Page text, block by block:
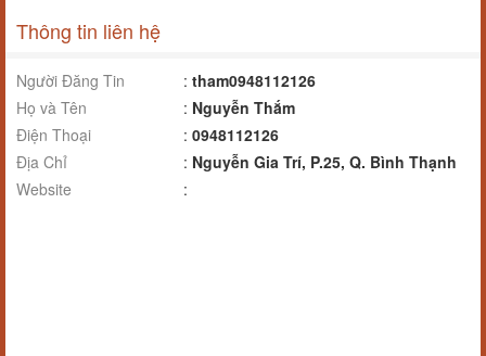
Thông tin liên hệ
Người Đăng Tin : tham0948112126
Họ và Tên
: Nguyễn Thắm
Điện Thoại
: 0948112126
Địa Chỉ
: Nguyễn Gia Trí, P.25, Q. Bình Thạnh
Website
: